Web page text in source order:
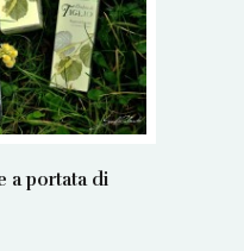
a portata di